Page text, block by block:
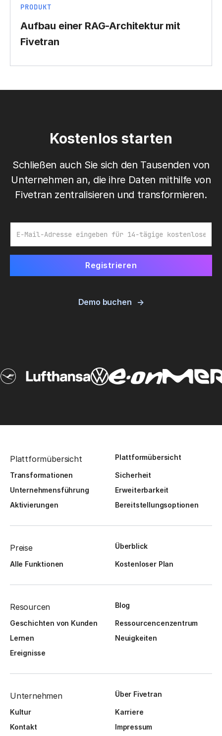
PRODUKT
Aufbau einer RAG-Architektur mit
Fivetran
Kostenlos starten
Schließen auch Sie sich den Tausenden von
Unternehmen an, die ihre Daten mithilfe von
Fivetran zentralisieren und transformieren.
Demo buchen
Plattformübersicht Plattformübersicht
Transformationen
Sicherheit
Unternehmensführung
Erweiterbarkeit
Aktivierungen
Bereitstellungsoptionen
Preise Überblick
Alle Funktionen Kostenloser Plan
Resourcen Blog
Geschichten von Kunden
Ressourcencenzentrum
Lernen
Neuigkeiten
Ereignisse
Unternehmen Über Fivetran
Kultur
Karriere
Kontakt
Impressum